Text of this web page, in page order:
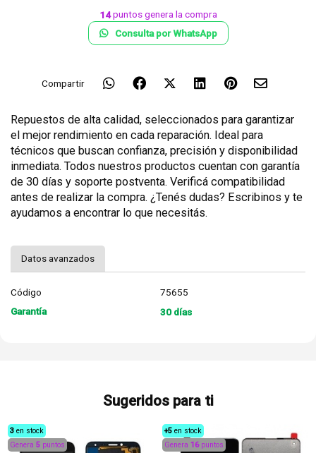
14puntos genera la compra
Consulta por WhatsApp
Compartir
Repuestos de alta calidad, seleccionados para garantizar
el mejor rendimiento en cada reparación. Ideal para
técnicos que buscan confianza, precisión y disponibilidad
inmediata. Todos nuestros productos cuentan con garantía
de 30 días y soporte postventa. Verificá compatibilidad
antes de realizar la compra. ¿Tenés dudas? Escribinos y te
ayudamos a encontrar lo que necesitás.
Datos avanzados
Código
75655
Garantía
30 días
Sugeridos para ti
3 en stock
Genera 5 puntos
+5 en stock
Genera 16puntos